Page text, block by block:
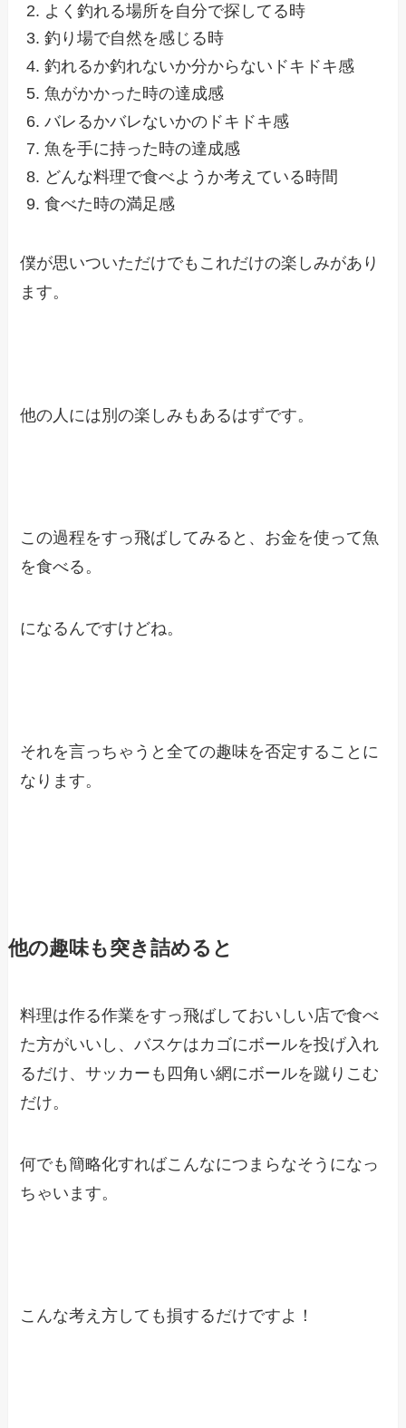
よく釣れる場所を自分で探してる時
釣り場で自然を感じる時
釣れるか釣れないか分からないドキドキ感
魚がかかった時の達成感
バレるかバレないかのドキドキ感
魚を手に持った時の達成感
どんな料理で食べようか考えている時間
食べた時の満足感
僕が思いついただけでもこれだけの楽しみがあり
ます。
他の人には別の楽しみもあるはずです。
この過程をすっ飛ばしてみると、お金を使って魚
を食べる。
になるんですけどね。
それを言っちゃうと全ての趣味を否定することに
なります。
他の趣味も突き詰めると
料理は作る作業をすっ飛ばしておいしい店で食べ
た方がいいし、バスケはカゴにボールを投げ入れ
るだけ、サッカーも四角い網にボールを蹴りこむ
だけ。
何でも簡略化すればこんなにつまらなそうになっ
ちゃいます。
こんな考え方しても損するだけですよ！